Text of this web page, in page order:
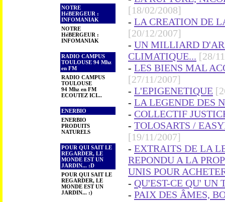
NOTRE
HéBERGEUR :
INFOMANIAK
NOTRE
HéBERGEUR :
INFOMANIAK
RADIO CAMPUS
TOULOUSE 94 Mhz
en FM
RADIO CAMPUS
TOULOUSE
94 Mhz en FM
ECOUTEZ ICI...
ENERBIO
ENERBIO
PRODUITS
NATURELS
POUR QUI SAIT LE
REGARDER, LE
MONDE EST UN
JARDIN... :D
POUR QUI SAIT LE
REGARDER, LE
MONDE EST UN
JARDIN... :)
[18/02/2008]
- LA CREATION DE
[20/12/2007]
- UN MILLIARD
CLIMATIQUE... [28/
- LES BIENS MAL
[27/11/2007]
- L'EPIGENETIQUE
- LA LEGENDE DES
- COLLECTIF
- TOLOSARTS /
[19/11/2007]
- EXTRAITS DE LA
REPONDU A LA
UNIS POUR
- QU'EST-CE QU' UN
- PAIX DES ÂMES,